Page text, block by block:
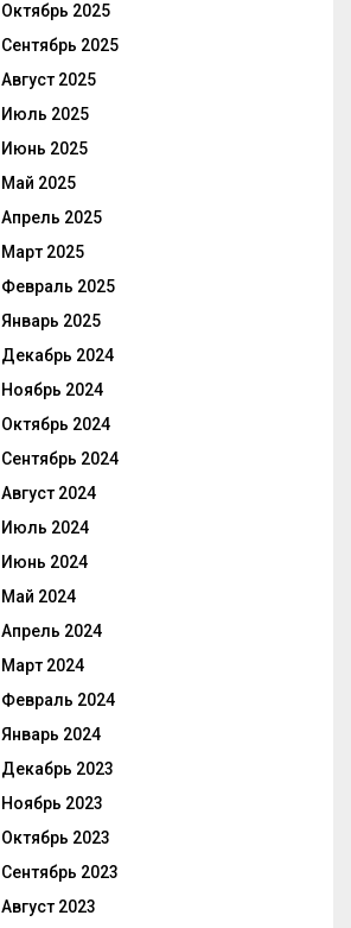
Октябрь 2025
Сентябрь 2025
Август 2025
Июль 2025
Июнь 2025
Май 2025
Апрель 2025
Март 2025
Февраль 2025
Январь 2025
Декабрь 2024
Ноябрь 2024
Октябрь 2024
Сентябрь 2024
Август 2024
Июль 2024
Июнь 2024
Май 2024
Апрель 2024
Март 2024
Февраль 2024
Январь 2024
Декабрь 2023
Ноябрь 2023
Октябрь 2023
Сентябрь 2023
Август 2023